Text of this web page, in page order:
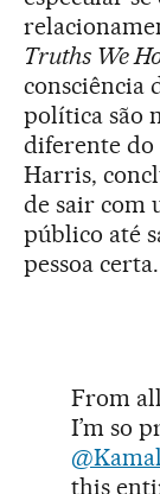
Truths We
consciência
política são
diferente do
Harris,
de sair com
público até
pessoa certa.
From
I’m so
this